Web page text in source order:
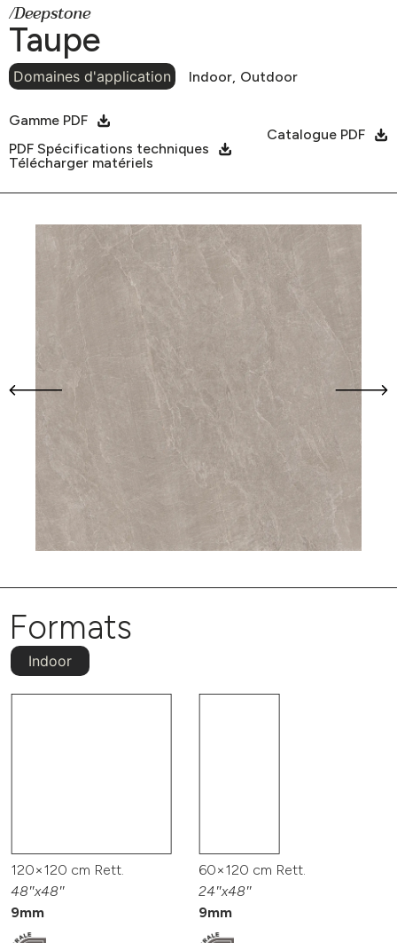
/Deepstone
Taupe
Domaines d'application Indoor, Outdoor
Gamme PDF
Catalogue PDF
PDF Spécifications techniques
Télécharger matériels
Formats
Indoor
120×120 cm Rett.
48″x48″
9mm
60×120 cm Rett.
24″x48″
9mm